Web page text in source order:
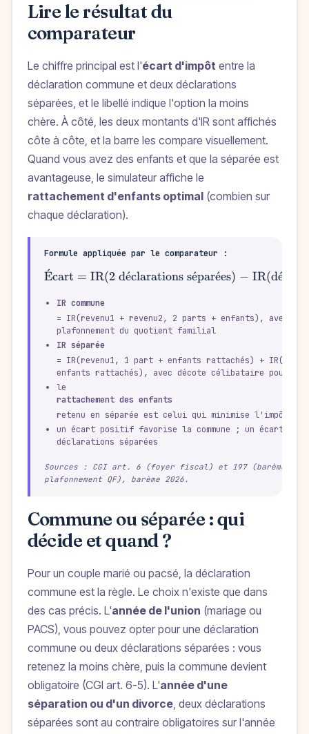
Lire le résultat du
comparateur
Le chiffre principal est l'écart d'impôt entre la
déclaration commune et deux déclarations
séparées, et le libellé indique l'option la moins
chère. À côté, les deux montants d'IR sont affichés
côte à côte, et la barre les compare visuellement.
Quand vous avez des enfants et que la séparée est
avantageuse, le simulateur affiche le
rattachement d'enfants optimal(combien sur
chaque déclaration).
Formule appliquée par le comparateur :
\text{Écart =
E
ˊcart = IR(2 de
ˊclarations se
ˊpare
ˊes) − IR(de
ˊ
IR commune
= IR(revenu1 + revenu2, 2 parts + enfants), avec
plafonnement du quotient familial
IR séparée
= IR(revenu1, 1 part + enfants rattachés) +
enfants rattachés), avec décote célibataire pour
le
rattachement des enfants
retenu en séparée est celui qui minimise l'impôt
un écart positif favorise la commune ; un écart
déclarations séparées
Sources : CGI art. 6 (foyer fiscal) et 197 (barème,
plafonnement QF), barème 2026.
Commune ou séparée : qui
décide et quand ?
Pour un couple marié ou pacsé, la déclaration
commune est la règle. Le choix n'existe que dans
des cas précis. L'année de l'union (mariage ou
PACS), vous pouvez opter pour une déclaration
commune ou deux déclarations séparées : vous
retenez la moins chère, puis la commune devient
obligatoire (CGI art. 6-5). L'année d'une
séparation ou d'un divorce, deux déclarations
séparées sont au contraire obligatoires sur l'année